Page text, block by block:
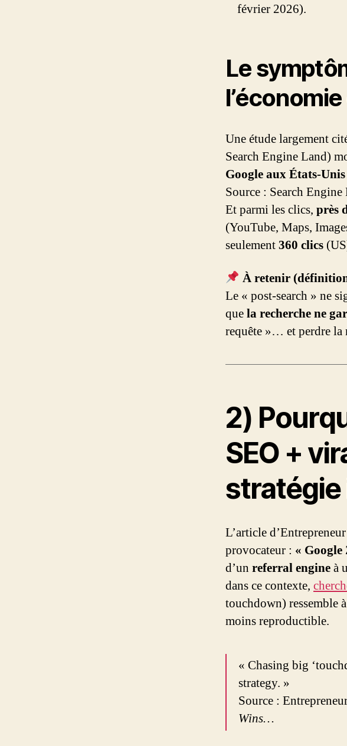
février 2026).
Le
Une étude largement
Search Engine Land)
Google aux États‑Unis
Source : Search
Et parmi les clics, près
(YouTube, Maps,
seulement360 clics
À retenir
Le « post-search » ne
quela recherche ne
requête »… et perdre la
2)
SEO +
L’article
provocateur : « Google
d’un referral engineà
dans ce contexte,
touchdown) ressemble
moins reproductible.
« Chasing big
strategy. »
Source :
Wins…